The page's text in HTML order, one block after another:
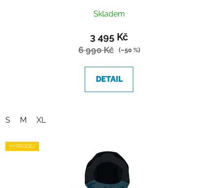
Skladem
3 495 Kč
6 990 Kč (–50 %)
DETAIL
S M XL
VÝPRODEJ